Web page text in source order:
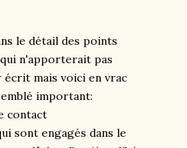
le détail des points
n'apporterait pas
mais voici en vrac
important:
contact
sont engagés dans le